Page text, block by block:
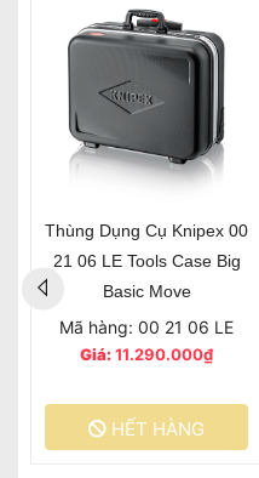
Thùng Dụng Cụ Knipex 00
21 06 LE Tools Case Big
Basic Move
Mã hàng: 00 21 06 LE
Giá:11.290.000₫
HẾT HÀNG